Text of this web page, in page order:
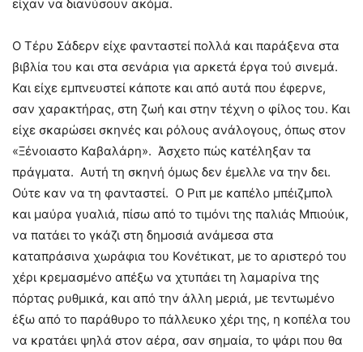
είχαν να διανύσουν ακόμα.
Ο Τέρυ Σάδερν είχε φανταστεί πολλά και παράξενα στα
βιβλία του και στα σενάρια για αρκετά έργα τού σινεμά.
Και είχε εμπνευστεί κάποτε και από αυτά που έφερνε,
σαν χαρακτήρας, στη ζωή και στην τέχνη ο φίλος του. Και
είχε σκαρώσει σκηνές και ρόλους ανάλογους, όπως στον
«Ξένοιαστο Καβαλάρη». Άσχετο πώς κατέληξαν τα
πράγματα. Αυτή τη σκηνή όμως δεν έμελλε να την δει.
Ούτε καν να τη φανταστεί. Ο Ριπ με καπέλο μπέιζμπολ
και μαύρα γυαλιά, πίσω από το τιμόνι της παλιάς Μπιούικ,
να πατάει το γκάζι στη δημοσιά ανάμεσα στα
καταπράσινα χωράφια του Κονέτικατ, με το αριστερό του
χέρι κρεμασμένο απέξω να χτυπάει τη λαμαρίνα της
πόρτας ρυθμικά, και από την άλλη μεριά, με τεντωμένο
έξω από το παράθυρο το πάλλευκο χέρι της, η κοπέλα του
να κρατάει ψηλά στον αέρα, σαν σημαία, το ψάρι που θα